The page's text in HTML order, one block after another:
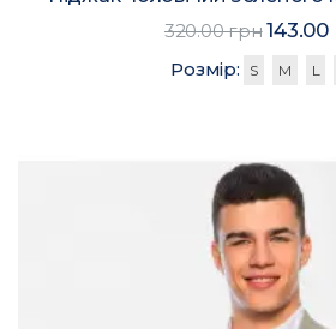
320.00 грн143.00
Розмір: S M L